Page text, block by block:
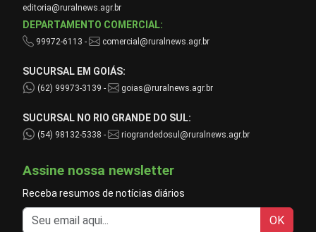
editoria@ruralnews.agr.br
DEPARTAMENTO COMERCIAL:
99972-6113 - comercial@ruralnews.agr.br
SUCURSAL EM GOIÁS:
(62) 99973-3139 - goias@ruralnews.agr.br
SUCURSAL NO RIO GRANDE DO SUL:
(54) 98132-5338 - riograndedosul@ruralnews.agr.br
Assine nossa newsletter
Receba resumos de notícias diários
OK